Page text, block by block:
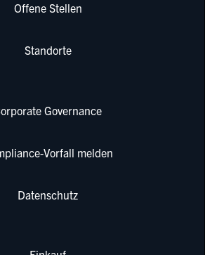
Offene Stellen
Standorte
Governance
Vorfall melden
Datenschutz